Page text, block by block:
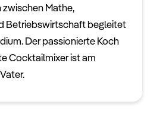
zwischen Mathe,
Betriebswirtschaft begleitet
Der passionierte Koch
Cocktailmixer ist am